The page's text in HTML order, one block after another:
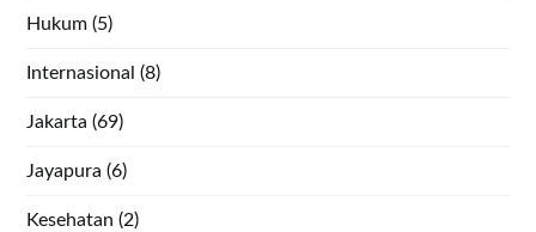
Hukum (5)
Internasional (8)
Jakarta (69)
Jayapura (6)
Kesehatan (2)